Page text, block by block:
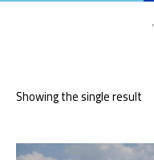
Showing the single result